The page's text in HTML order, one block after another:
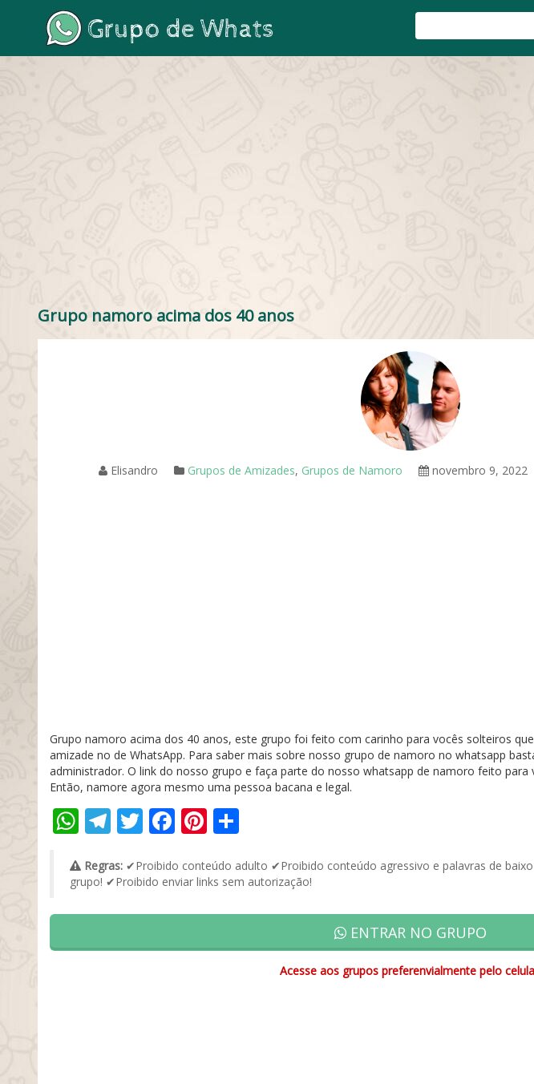
Grupo namoro acima dos 40 anos
Elisandro Grupos de Amizades, Grupos de Namoro novembro 9, 2022
Grupo namoro acima dos 40 anos, este grupo foi feito com carinho para vocês solteiros
amizade no de WhatsApp. Para saber mais sobre nosso grupo de namoro no whatsapp
administrador. O link do nosso grupo e faça parte do nosso whatsapp de namoro feito
Então, namore agora mesmo uma pessoa bacana e legal.
WhatsApp
Telegram
Twitter
Facebook
Pinterest
Regras: ✔Proibido conteúdo adulto ✔Proibido conteúdo agressivo e palavras de
grupo! ✔Proibido enviar links sem autorização!
ENTRAR NO GRUPO
Acesse aos grupos preferenvialmente pelo